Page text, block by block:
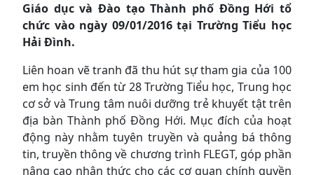
Giáo dục và Đào tạo Thành phố Đồng Hới tổ
chức vào ngày 09/01/2016 tại Trường Tiểu học
Hải Đình.
Liên hoan vẽ tranh đã thu hút sự tham gia của 100
em học sinh đến từ 28 Trường Tiểu học, Trung học
cơ sở và Trung tâm nuôi dưỡng trẻ khuyết tật trên
địa bàn Thành phố Đồng Hới. Mục đích của hoạt
động này nhằm tuyên truyền và quảng bá thông
tin, truyền thông về chương trình FLEGT, góp phần
nâng cao nhận thức cho các cơ quan chính quyền